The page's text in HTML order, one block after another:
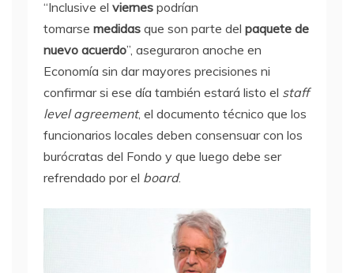
“Inclusive el viernes podrían
tomarse medidas que son parte del paquete de
nuevo acuerdo”, aseguraron anoche en
Economía sin dar mayores precisiones ni
confirmar si ese día también estará listo el staff
level agreement, el documento técnico que los
funcionarios locales deben consensuar con los
burócratas del Fondo y que luego debe ser
refrendado por el board.